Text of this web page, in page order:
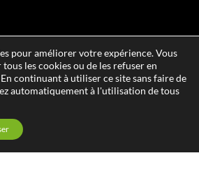
pour améliorer votre expérience. Vous
les cookies ou de les refuser en
continuant à utiliser ce site sans faire de
automatiquement à l'utilisation de tous